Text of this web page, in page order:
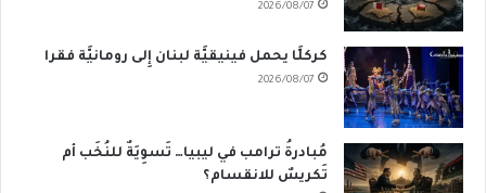
2026/08/07
كركلَّا يحمل فينيقيَّة لبنان إِلى رومانيَّة فقرا
2026/08/07
مُبادرةُ ترامب في ليبيا… تَسوِيَةٌ للنُخَب أم
تَكريسٌ للانقسام؟